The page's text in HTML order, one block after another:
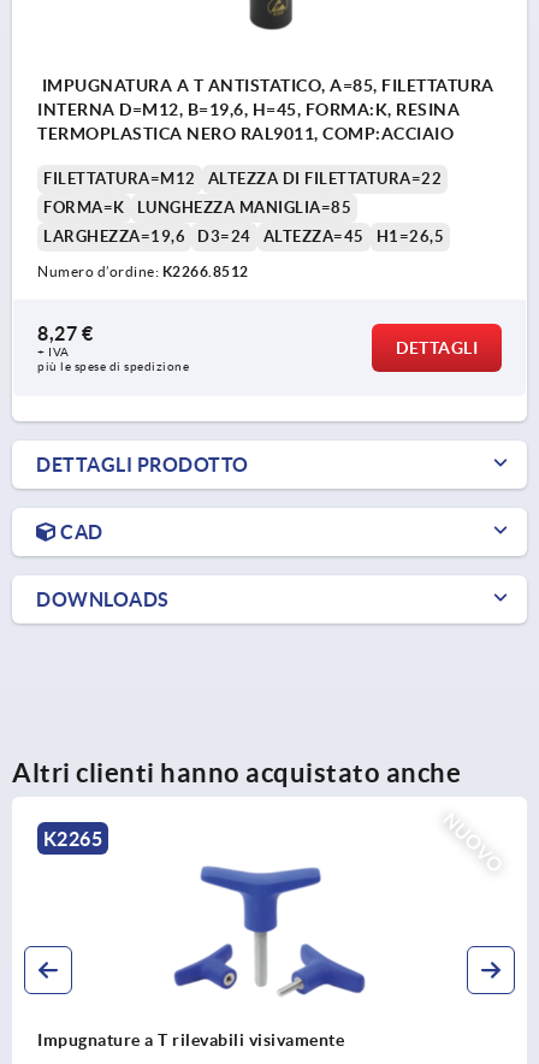
IMPUGNATURA A T ANTISTATICO, A=85, FILETTATURA
INTERNA D=M12, B=19,6, H=45, FORMA:K, RESINA
TERMOPLASTICA NERO RAL9011, COMP:ACCIAIO
FILETTATURA=M12
ALTEZZA DI FILETTATURA=22
FORMA=K
LUNGHEZZA MANIGLIA=85
LARGHEZZA=19,6
D3=24 ALTEZZA=45 H1=26,5
Numero d’ordine: K2266.8512
8,27 €
+ IVA
più le spese di spedizione
DETTAGLI
DETTAGLI PRODOTTO
CAD
DOWNLOADS
Altri clienti hanno acquistato anche
NUOVO
K2264
Impugnature a T rilevabili al metal detector